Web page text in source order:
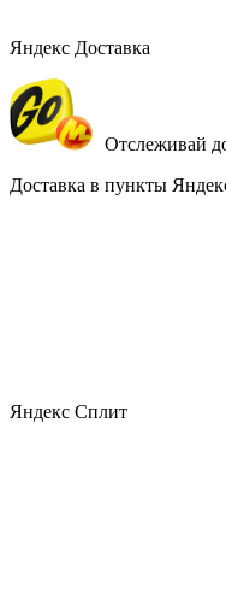
Яндекс Доставка
Отслеживай
Доставка в пункты
Яндекс Сплит